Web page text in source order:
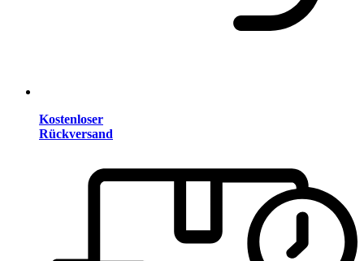
Kostenloser
Rückversand